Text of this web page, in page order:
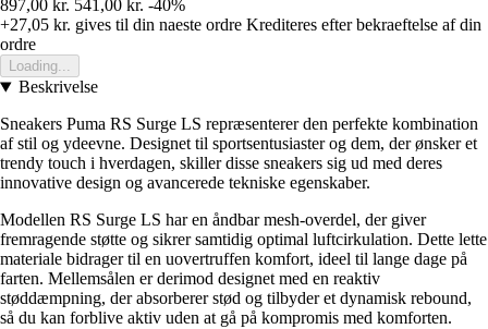
897,00 kr. 541,00 kr. -40%
+27,05 kr. gives til din naeste ordre Krediteres efter bekraeftelse af din
ordre
Loading...
Beskrivelse
Sneakers Puma RS Surge LS repræsenterer den perfekte kombination
af stil og ydeevne. Designet til sportsentusiaster og dem, der ønsker et
trendy touch i hverdagen, skiller disse sneakers sig ud med deres
innovative design og avancerede tekniske egenskaber.
Modellen RS Surge LS har en åndbar mesh-overdel, der giver
fremragende støtte og sikrer samtidig optimal luftcirkulation. Dette lette
materiale bidrager til en uovertruffen komfort, ideel til lange dage på
farten. Mellemsålen er derimod designet med en reaktiv
støddæmpning, der absorberer stød og tilbyder et dynamisk rebound,
så du kan forblive aktiv uden at gå på kompromis med komforten.